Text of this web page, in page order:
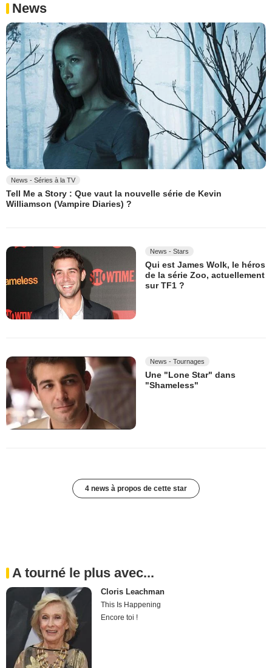
News
News - Séries à la TV
Tell Me a Story : Que vaut la nouvelle série de Kevin
Williamson (Vampire Diaries) ?
News - Stars
Qui est James Wolk, le héros
de la série Zoo, actuellement
sur TF1 ?
News - Tournages
Une "Lone Star" dans
"Shameless"
4 news à propos de cette star
A tourné le plus avec...
Cloris Leachman
This Is Happening
Encore toi !